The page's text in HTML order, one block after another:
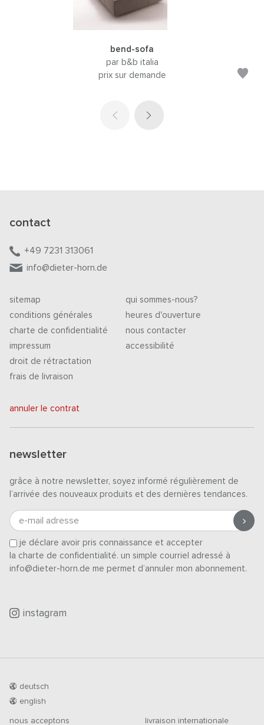
bend-sofa
par b&b italia
prix sur demande
contact
+49 7231 313061
info@dieter-horn.de
sitemap
conditions générales
charte de confidentialité
impressum
droit de rétractation
frais de livraison
qui sommes-nous?
heures d'ouverture
nous contacter
accessibilité
annuler le contrat
newsletter
grâce à notre newsletter, soyez informé régulièrement de
l’arrivée des nouveaux produits et des dernières tendances.
e-mail adresse
je déclare avoir pris connaissance et accepter
la charte de confidentialité. un simple courriel adressé à
info@dieter-horn.de me permet d’annuler mon abonnement.
instagram
deutsch
english
nous acceptons livraison internationale